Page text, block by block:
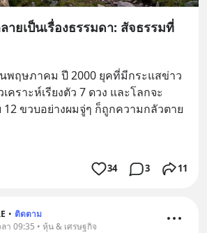
ายเป็นเรื่องธรรมดา: สัจธรรมที่
พฤษภาคม ปี 2000 ยุคที่มีกระแสข่าว
คราะห์เรียงตัว 7 ดวง และโลกจะ
12 ขวบอย่างผมจู่ๆ ก็ถูกความกลัวตาย
34 3 11
• ติดตาม
า 09:35 • หุ้น & เศรษฐกิจ